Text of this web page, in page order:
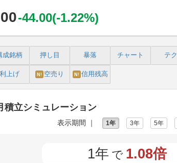
-44.00(-1.22%)
成銘柄 押し目 暴落 チャート テク
利上げ N! 空売り N! 信用残高
積立シミュレーション
表示期間 ｜ 1年 3年 5年
1年 で 1.08倍